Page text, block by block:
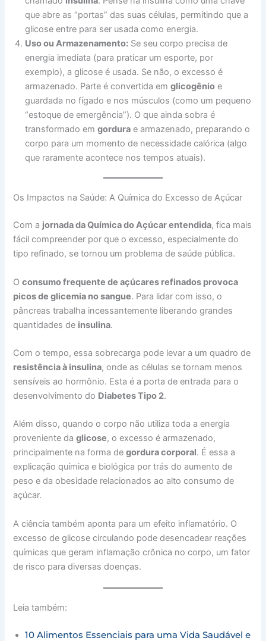
que abre as “portas” das suas células, permitindo que a
glicose entre para ser usada como energia.
Uso ou Armazenamento: Se seu corpo precisa de
energia imediata (para praticar um esporte, por
exemplo), a glicose é usada. Se não, o excesso é
armazenado. Parte é convertida emglicogênio e
guardada no fígado e nos músculos (como um pequeno
“estoque de emergência”). O que ainda sobra é
transformado emgordura e armazenado, preparando o
corpo para um momento de necessidade calórica (algo
que raramente acontece nos tempos atuais).
Os Impactos na Saúde: A Química do Excesso de Açúcar
Com a jornada da Química do Açúcar entendida, fica mais
fácil compreender por que o excesso, especialmente do
tipo refinado, se tornou um problema de saúde pública.
Oconsumo frequente de açúcares refinados provoca
picos de glicemia no sangue. Para lidar com isso, o
pâncreas trabalha incessantemente liberando grandes
quantidades de insulina.
Com o tempo, essa sobrecarga pode levar a um quadro de
resistência à insulina, onde as células se tornam menos
sensíveis ao hormônio. Esta é a porta de entrada para o
desenvolvimento do Diabetes Tipo 2.
Além disso, quando o corpo não utiliza toda a energia
proveniente daglicose, o excesso é armazenado,
principalmente na forma degordura corporal. É essa a
explicação química e biológica por trás do aumento de
peso e da obesidade relacionados ao alto consumo de
açúcar.
A ciência também aponta para um efeito inflamatório. O
excesso de glicose circulando pode desencadear reações
químicas que geram inflamação crônica no corpo, um fator
de risco para diversas doenças.
Leia também:
10 Alimentos Essenciais para uma Vida Saudável e